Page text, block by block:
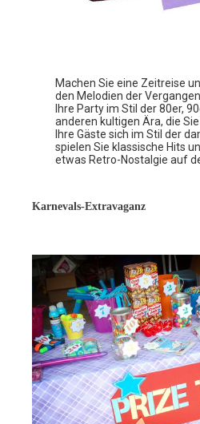
Machen Sie eine Zeitreise
den Melodien der
Ihre Party im Stil der 80er,
anderen kultigen Ära, die
Ihre Gäste sich im Stil der
spielen Sie klassische Hits
etwas Retro-Nostalgie auf
Karnevals-Extravaganz